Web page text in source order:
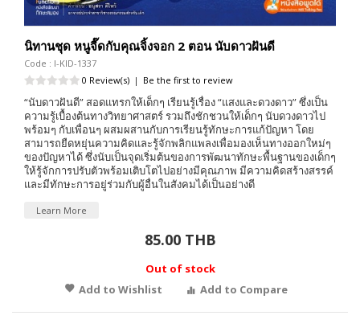
นิทานชุด หนูจี๊ดกับคุณจิ้งจอก 2 ตอน นับดาวฝันดี
Code : I-KID-1337
0 Review(s) | Be the first to review
“นับดาวฝันดี” สอดแทรกให้เด็กๆ เรียนรู้เรื่อง “แสงและดวงดาว” ซึ่งเป็น
ความรู้เบื้องต้นทางวิทยาศาสตร์ รวมถึงชักชวนให้เด็กๆ นับดวงดาวไป
พร้อมๆ กับเพื่อนๆ ผสมผสานกับการเรียนรู้ทักษะการแก้ปัญหา โดย
สามารถยืดหยุ่นความคิดและรู้จักพลิกแพลงเพื่อมองเห็นทางออกใหม่ๆ
ของปัญหาได้ ซึ่งนับเป็นจุดเริ่มต้นของการพัฒนาทักษะพื้นฐานของเด็กๆ
ให้รู้จักการปรับตัวพร้อมเติบโตไปอย่างมีคุณภาพ มีความคิดสร้างสรรค์
และมีทักษะการอยู่ร่วมกับผู้อื่นในสังคมได้เป็นอย่างดี
Learn More
85.00 THB
Out of stock
Add to Wishlist
Add to Compare